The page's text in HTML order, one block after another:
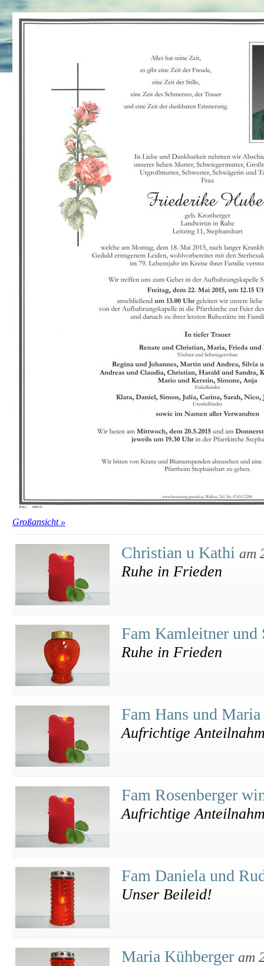
Großansicht »
Christian u Kathi am
Ruhe in Frieden
Fam Kamleitner
Ruhe in Frieden
Fam Hans und
Aufrichtige
Fam Rosenberger
Aufrichtige
Fam Daniela und
Unser Beileid!
Maria Kühberger am